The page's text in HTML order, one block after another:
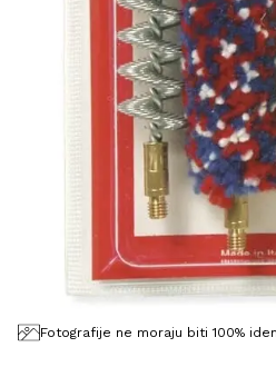
Fotografije ne moraju biti 100%